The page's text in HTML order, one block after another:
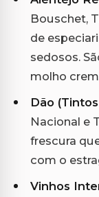
Bouschet,
de
sedosos.
molho
Dão
Nacional e
frescura
com o
Vinhos